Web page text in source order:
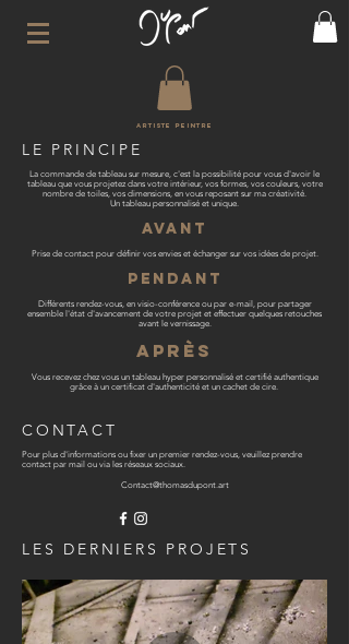
Artiste peintre
LE PRINCIPE
La commande de tableau sur mesure, c'est la possibilité pour vous d'avoir le
tableau que vous projetez dans votre intérieur, vos formes, vos couleurs, votre
nombre de toiles, vos dimensions, en vous reposant sur ma créativité.
Un tableau personnalisé et unique.
AVANT
Prise de contact pour définir vos envies et échanger sur vos idées de projet.
pendant
Différents rendez-vous, en visio-conférence ou par e-mail, pour partager
ensemble l'état d'avancement de votre projet et effectuer quelques retouches
avant le vernissage.
après
Vous recevez chez vous un tableau hyper personnalisé et certifié authentique
grâce à un certificat d'authenticité et un cachet de cire.
CONTACT
Pour plus d'informations ou fixer un premier rendez-vous, veuillez prendre
contact par mail ou via les réseaux sociaux.
Contact@thomasdupont.art
LES DERNIERS PROJETS